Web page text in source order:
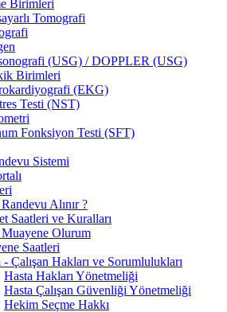
Birimleri
Tomografi
(USG) / DOPPLER (USG)
Birimleri
(EKG)
Testi (NST)
Fonksiyon Testi (SFT)
Sistemi
Alınır ?
Saatleri ve Kuralları
Muayene Olurum
Saatleri
- Çalışan Hakları ve Sorumlulukları
Hasta Hakları Yönetmeliği
Hasta Çalışan Güvenliği Yönetmeliği
Hekim Seçme Hakkı